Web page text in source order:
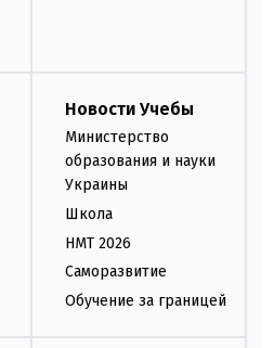
Новости Учебы
Министерство
образования и науки
Украины
Школа
НМТ 2026
Саморазвитие
Обучение за границей